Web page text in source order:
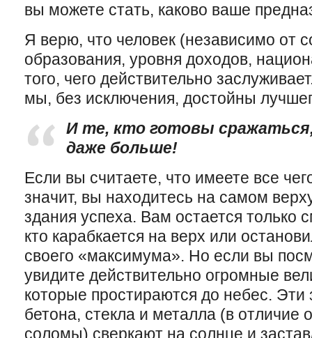
вы можете стать, каково ваше
Я верю, что человек (независимо от
образования, уровня доходов,
того, чего действительно
мы, без исключения, достойны
И те, кто готовы
даже больше!
Если вы считаете, что имеете все
значит, вы находитесь на самом
здания успеха. Вам остается только
кто карабкается на верх или
своего «максимума». Но если вы
увидите действительно огромные
которые простираются до небес. Эти
бетона, стекла и металла (в отличие
соломы) сверкают на солнце и